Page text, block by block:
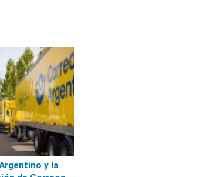
y la